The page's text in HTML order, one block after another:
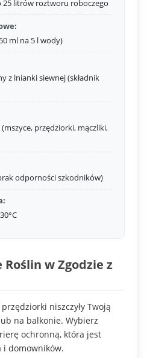
25 litrów roztworu roboczego
ml na 5 l wody)
z lnianki siewnej (składnik
przędziorki, mączliki,
odporności szkodników)
w Zgodzie z
niszczyły Twoją
na balkonie. Wybierz
ochronną, która jest
i domowników.